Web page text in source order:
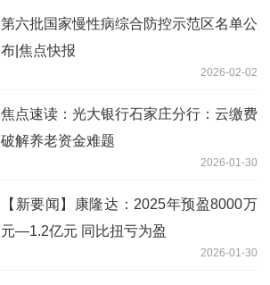
第六批国家慢性病综合防控示范区名单公
布|焦点快报
2026-02-02
焦点速读：光大银行石家庄分行：云缴费
破解养老资金难题
2026-01-30
【新要闻】康隆达：2025年预盈8000万
元—1.2亿元 同比扭亏为盈
2026-01-30